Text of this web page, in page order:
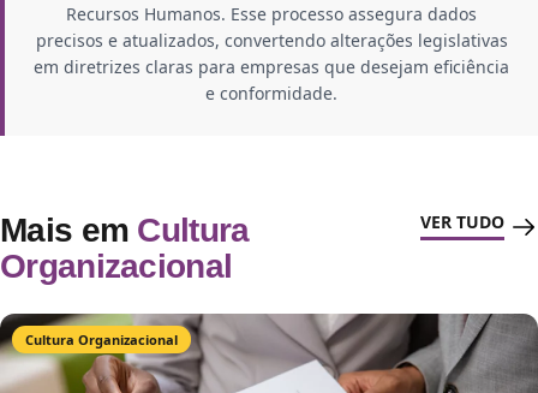
Recursos Humanos. Esse processo assegura dados
precisos e atualizados, convertendo alterações legislativas
em diretrizes claras para empresas que desejam eficiência
e conformidade.
Mais em Cultura
Organizacional
VER TUDO
Cultura Organizacional